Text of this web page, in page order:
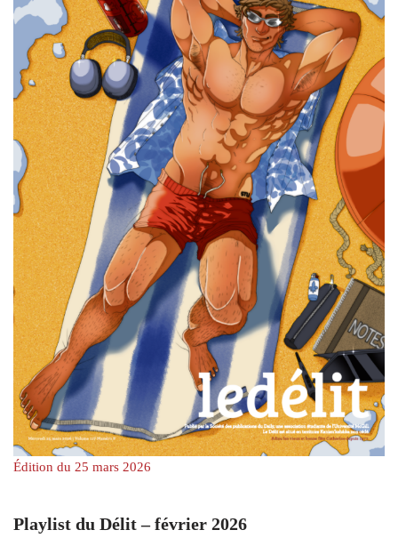
Édition du 25 mars 2026
Playlist du Délit – février 2026